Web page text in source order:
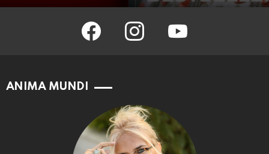
facebook instagram youtube
ANIMA MUNDI